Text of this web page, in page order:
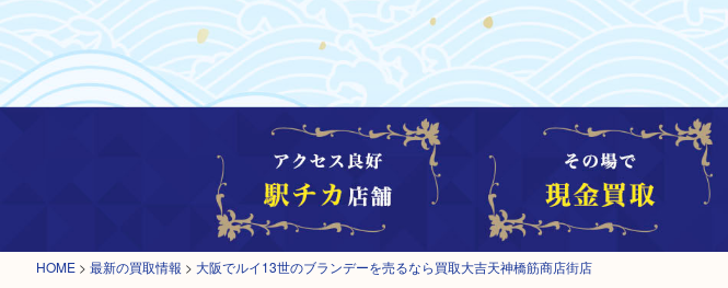
HOME > 最新の買取情報 > 大阪でルイ13世のブランデーを売るなら買取大吉天神橋筋商店街店